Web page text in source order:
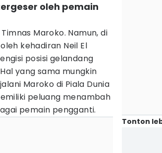
oleh pemain
Maroko. Namun, di
kehadiran Neil El
posisi gelandang
yang sama mungkin
Maroko di Piala Dunia
peluang menambah
pemain pengganti.
Tonton